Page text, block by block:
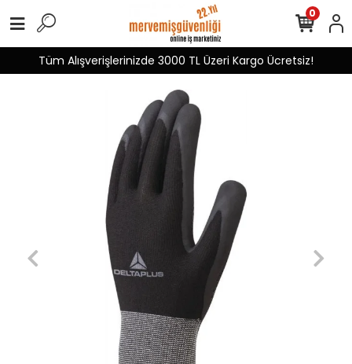
Tüm Alışverişlerinizde 3000 TL Üzeri Kargo Ücretsiz!
0